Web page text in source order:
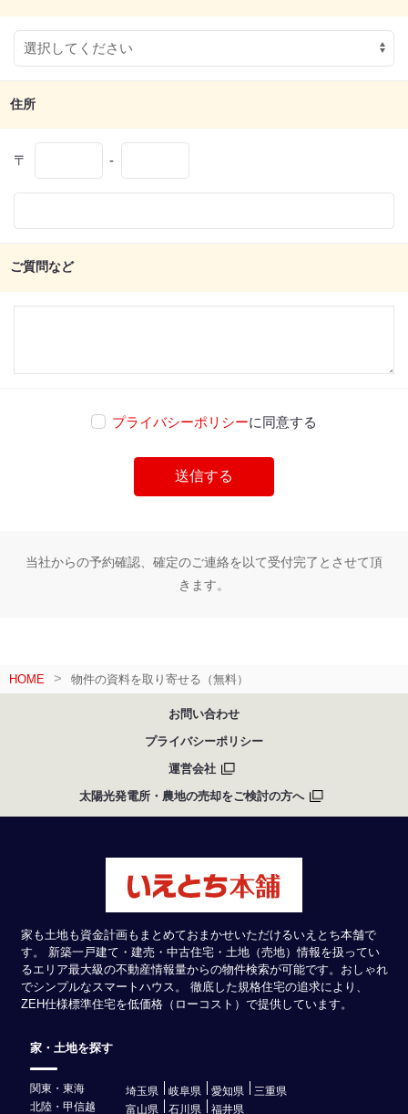
住所
〒 -
ご質問など
プライバシーポリシーに同意する
当社からの予約確認、確定のご連絡を以て受付完了とさせて頂
きます。
HOME 物件の資料を取り寄せる（無料）
お問い合わせ
プライバシーポリシー
運営会社
太陽光発電所・農地の売却をご検討の方へ
家も土地も資金計画もまとめておまかせいただけるいえとち本舗で
す。 新築一戸建て・建売・中古住宅・土地（売地）情報を扱ってい
るエリア最大級の不動産情報量からの物件検索が可能です。おしゃれ
でシンプルなスマートハウス。 徹底した規格住宅の追求により、
ZEH仕様標準住宅を低価格（ローコスト）で提供しています。
家・土地を探す
関東・東海 埼玉県 岐阜県 愛知県
三重県
北陸・甲信越
富山県 石川県 福井県